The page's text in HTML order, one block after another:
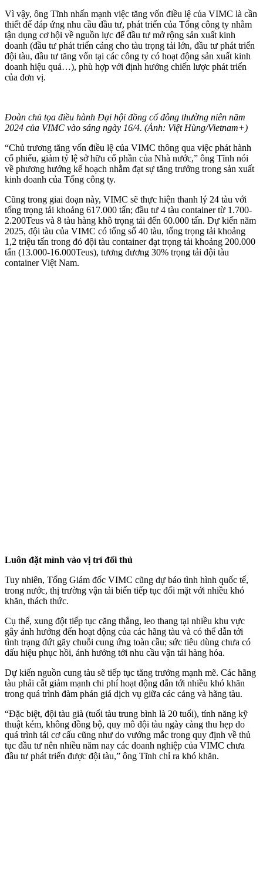
Vì vậy, ông Tĩnh nhấn mạnh việc tăng vốn điều lệ của VIMC là cần
thiết để đáp ứng nhu cầu đầu tư, phát triển của Tổng công ty nhằm
tận dụng cơ hội về nguồn lực để đầu tư mở rộng sản xuất kinh
doanh (đầu tư phát triển cảng cho tàu trọng tải lớn, đầu tư phát triển
đội tàu, đầu tư tăng vốn tại các công ty có hoạt động sản xuất kinh
doanh hiệu quả…), phù hợp với định hướng chiến lược phát triển
của đơn vị.
Đoàn chủ tọa điều hành Đại hội đồng cổ đông thường niên năm
2024 của VIMC vào sáng ngày 16/4. (Ảnh: Việt Hùng/Vietnam+)
“Chủ trương tăng vốn điều lệ của VIMC thông qua việc phát hành
cổ phiếu, giảm tỷ lệ sở hữu cổ phần của Nhà nước,” ông Tĩnh nói
về phương hướng kế hoạch nhằm đạt sự tăng trưởng trong sản xuất
kinh doanh của Tổng công ty.
Cũng trong giai đoạn này, VIMC sẽ thực hiện thanh lý 24 tàu với
tổng trọng tải khoảng 617.000 tấn; đầu tư 4 tàu container từ 1.700-
2.200Teus và 8 tàu hàng khô trọng tải đến 60.000 tấn. Dự kiến năm
2025, đội tàu của VIMC có tổng số 40 tàu, tổng trọng tải khoảng
1,2 triệu tấn trong đó đội tàu container đạt trọng tải khoảng 200.000
tấn (13.000-16.000Teus), tương đương 30% trọng tải đội tàu
container Việt Nam.
Luôn đặt mình vào vị trí đối thủ
Tuy nhiên, Tổng Giám đốc VIMC cũng dự báo tình hình quốc tế,
trong nước, thị trường vận tải biển tiếp tục đối mặt với nhiều khó
khăn, thách thức.
Cụ thể, xung đột tiếp tục căng thẳng, leo thang tại nhiều khu vực
gây ảnh hưởng đến hoạt động của các hãng tàu và có thể dẫn tới
tình trạng đứt gãy chuỗi cung ứng toàn cầu; sức tiêu dùng chưa có
dấu hiệu phục hồi, ảnh hưởng tới nhu cầu vận tải hàng hóa.
Dự kiến nguồn cung tàu sẽ tiếp tục tăng trưởng mạnh mẽ. Các hãng
tàu phải cắt giảm mạnh chi phí hoạt động dẫn tới nhiều khó khăn
trong quá trình đàm phán giá dịch vụ giữa các cảng và hãng tàu.
“Đặc biệt, đội tàu già (tuổi tàu trung bình là 20 tuổi), tính năng kỹ
thuật kém, không đồng bộ, quy mô đội tàu ngày càng thu hẹp do
quá trình tái cơ cấu cũng như do vướng mắc trong quy định về thủ
tục đầu tư nên nhiều năm nay các doanh nghiệp của VIMC chưa
đầu tư phát triển được đội tàu,” ông Tĩnh chỉ ra khó khăn.